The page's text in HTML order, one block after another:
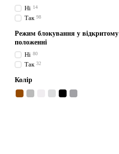
Ні 14
Так 98
Режим блокування у відкритому
положенні
Ні 80
Так 32
Колір